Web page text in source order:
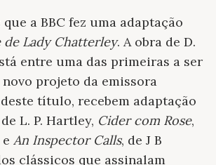
que a BBC fez uma adaptação
de Lady Chatterley. A obra de D.
entre uma das primeiras a ser
projeto da emissora
título, recebem adaptação
de L. P. Hartley, Cider com Rose,
An Inspector Calls, de J B
clássicos que assinalam